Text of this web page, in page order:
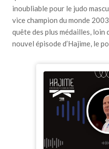
inoubliable pour le judo
vice champion du monde
quête des plus médailles, loin
nouvel épisode d’Hajime, le